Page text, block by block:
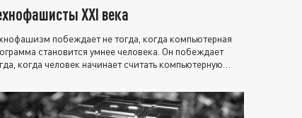
XXI века
побеждает не тогда, когда компьютерная
становится умнее человека. Он побеждает
когда человек начинает считать компьютерную